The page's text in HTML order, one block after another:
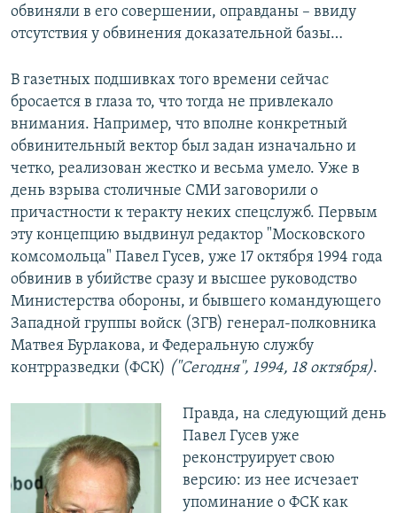
обвиняли в его совершении, оправданы – ввиду
отсутствия у обвинения доказательной базы…
В газетных подшивках того времени сейчас
бросается в глаза то, что тогда не привлекало
внимания. Например, что вполне конкретный
обвинительный вектор был задан изначально и
четко, реализован жестко и весьма умело. Уже в
день взрыва столичные СМИ заговорили о
причастности к теракту неких спецслужб. Первым
эту концепцию выдвинул редактор "Московского
комсомольца" Павел Гусев, уже 17 октября 1994 года
обвинив в убийстве сразу и высшее руководство
Министерства обороны, и бывшего командующего
Западной группы войск (ЗГВ) генерал-полковника
Матвея Бурлакова, и Федеральную службу
контрразведки (ФСК) ("Сегодня", 1994, 18 октября).
Правда, на следующий день
Павел Гусев уже
реконструирует свою
версию: из нее исчезает
упоминание о ФСК как